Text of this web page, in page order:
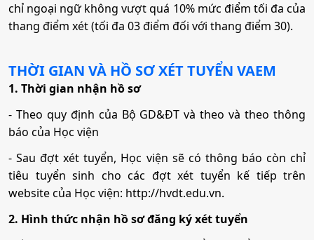
chỉ ngoại ngữ không vượt quá 10% mức điểm tối đa của
thang điểm xét (tối đa 03 điểm đối với thang điểm 30).
THỜI GIAN VÀ HỒ SƠ XÉT TUYỂN VAEM
1. Thời gian nhận hồ sơ
- Theo quy định của Bộ GD&ĐT và theo và theo thông
báo của Học viện
- Sau đợt xét tuyển, Học viện sẽ có thông báo còn chỉ
tiêu tuyển sinh cho các đợt xét tuyển kế tiếp trên
website của Học viện: http://hvdt.edu.vn.
2. Hình thức nhận hồ sơ đăng ký xét tuyển